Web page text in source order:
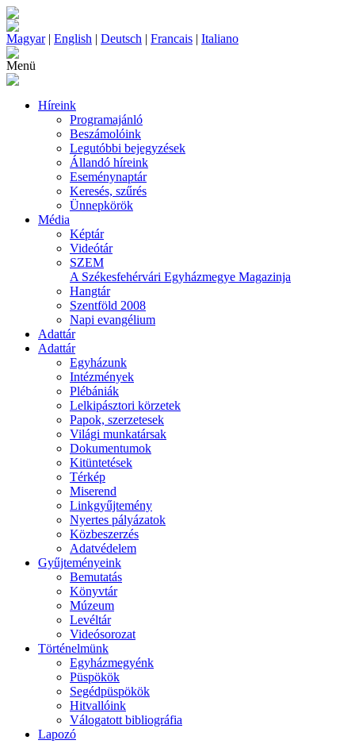
Magyar| English | Deutsch | Francais | Italiano
Menü
Híreink
Programajánló
Beszámolóink
Legutóbbi bejegyzések
Állandó híreink
Eseménynaptár
Keresés, szűrés
Ünnepkörök
Média
Képtár
Videótár
SZEM
A Székesfehérvári Egyházmegye Magazinja
Hangtár
Szentföld 2008
Napi evangélium
Adattár
Adattár
Egyházunk
Intézmények
Plébániák
Lelkipásztori körzetek
Papok, szerzetesek
Világi munkatársak
Dokumentumok
Kitüntetések
Térkép
Miserend
Linkgyűjtemény
Nyertes pályázatok
Közbeszerzés
Adatvédelem
Gyűjteményeink
Bemutatás
Könyvtár
Múzeum
Levéltár
Videósorozat
Történelmünk
Egyházmegyénk
Püspökök
Segédpüspökök
Hitvallóink
Válogatott bibliográfia
Lapozó